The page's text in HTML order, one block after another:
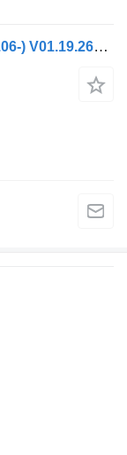
Cilindru hidraulic Polartechnik b7r (01.06-) V01.19.261 pentru autobuz Volvo B7, B8, B9, B12 bus (2005-)